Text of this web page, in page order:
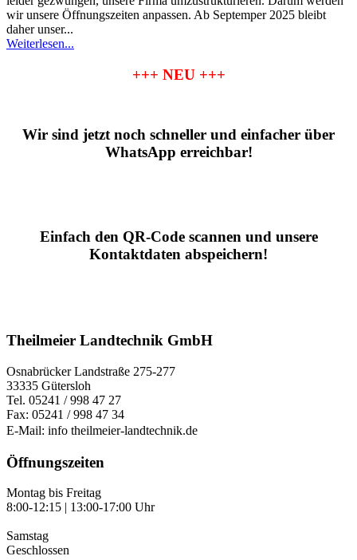
wir unsere Öffnungszeiten anpassen. Ab Septemper 2025 bleibt
daher unser...
Weiterlesen...
+++ NEU +++
Wir sind jetzt noch schneller und einfacher über
WhatsApp erreichbar!
Einfach den QR-Code scannen und unsere
Kontaktdaten abspeichern!
Theilmeier Landtechnik GmbH
Osnabrücker Landstraße 275-277
33335 Gütersloh
Tel. 05241 / 998 47 27
Fax: 05241 / 998 47 34
E-Mail: info theilmeier-landtechnik.de
Öffnungszeiten
Montag bis Freitag
8:00-12:15 | 13:00-17:00 Uhr
Samstag
Geschlossen